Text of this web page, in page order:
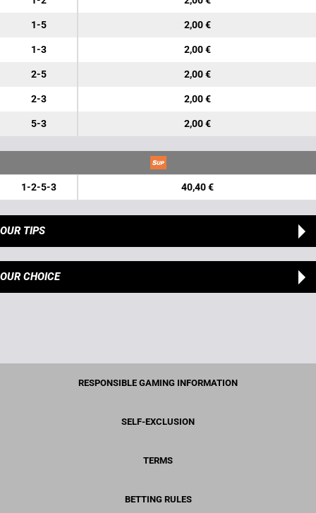
1-5 2,00 €
1-3 2,00 €
2-5 2,00 €
2-3 2,00 €
5-3 2,00 €
1-2-5-3 40,40 €
OUR TIPS
OUR CHOICE
RESPONSIBLE GAMING INFORMATION
SELF-EXCLUSION
TERMS
BETTING RULES